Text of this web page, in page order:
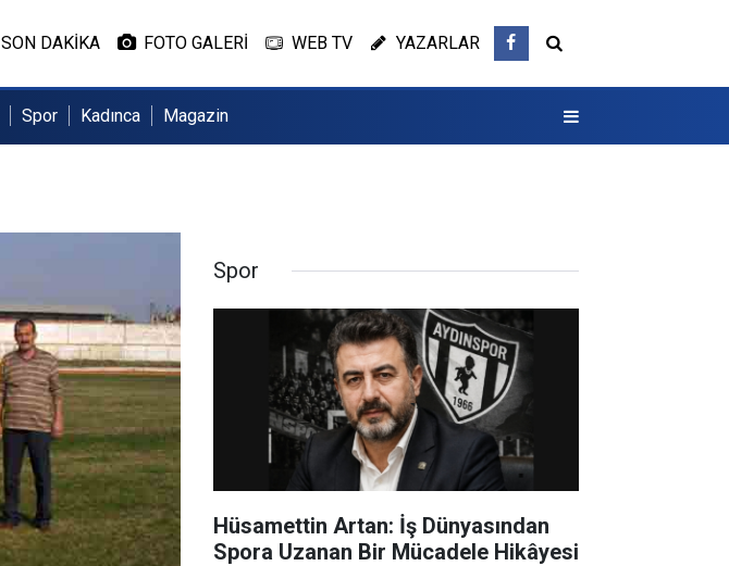
SON DAKİKA FOTO GALERİ WEB TV YAZARLAR
Spor Kadınca Magazin
Spor
Hüsamettin Artan: İş Dünyasından
Spora Uzanan Bir Mücadele Hikâyesi